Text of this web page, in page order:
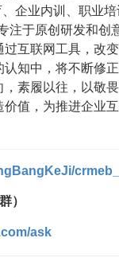
企业内训、职业
注于原创研发和创
互联网工具，改
知中，将不断修
素履以往，以敬
值，为推进企业
）
ask